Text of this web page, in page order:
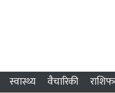
स्वास्थ्य वैचारिकी